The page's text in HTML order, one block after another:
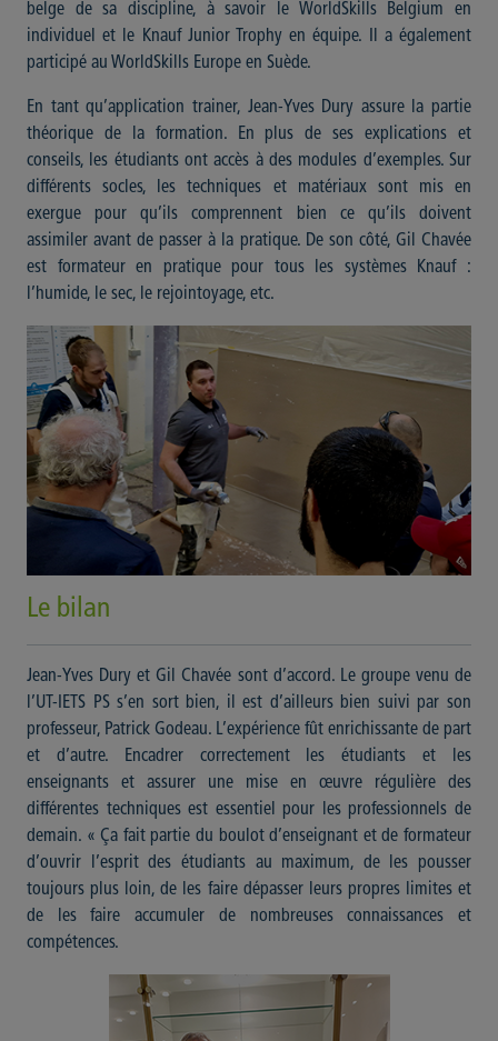
belge de sa discipline, à savoir le WorldSkills Belgium en
individuel et le Knauf Junior Trophy en équipe. Il a également
participé au WorldSkills Europe en Suède.
En tant qu’application trainer, Jean-Yves Dury assure la partie
théorique de la formation. En plus de ses explications et
conseils, les étudiants ont accès à des modules d’exemples. Sur
différents socles, les techniques et matériaux sont mis en
exergue pour qu’ils comprennent bien ce qu’ils doivent
assimiler avant de passer à la pratique. De son côté, Gil Chavée
est formateur en pratique pour tous les systèmes Knauf :
l’humide, le sec, le rejointoyage, etc.
Le bilan
Jean-Yves Dury et Gil Chavée sont d’accord. Le groupe venu de
l’UT-IETS PS s’en sort bien, il est d’ailleurs bien suivi par son
professeur, Patrick Godeau. L’expérience fût enrichissante de part
et d’autre. Encadrer correctement les étudiants et les
enseignants et assurer une mise en œuvre régulière des
différentes techniques est essentiel pour les professionnels de
demain. « Ça fait partie du boulot d’enseignant et de formateur
d’ouvrir l’esprit des étudiants au maximum, de les pousser
toujours plus loin, de les faire dépasser leurs propres limites et
de les faire accumuler de nombreuses connaissances et
compétences.